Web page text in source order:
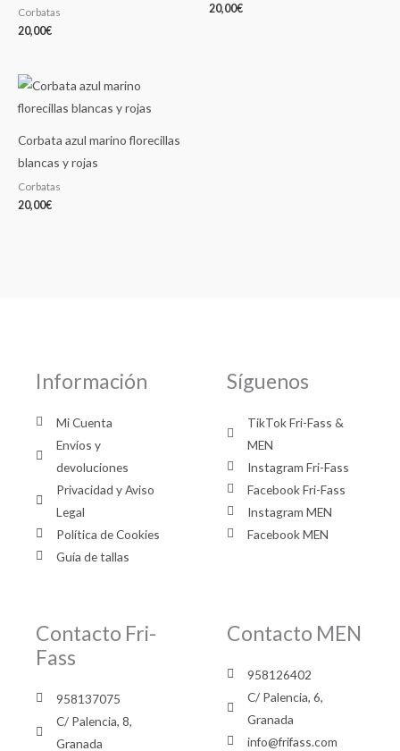
Corbatas
20,00€
20,00€
Corbata azul marino florecillas
blancas y rojas
Corbatas
20,00€
Información
Mi Cuenta
Envíos y
devoluciones
Privacidad y Aviso
Legal
Política de Cookies
Guía de tallas
Síguenos
TikTok Fri-Fass &
MEN
Instagram Fri-Fass
Facebook Fri-Fass
Instagram MEN
Facebook MEN
Contacto Fri-
Fass
958137075
C/ Palencia, 8,
Granada
Contacto MEN
958126402
C/ Palencia, 6,
Granada
info@frifass.com